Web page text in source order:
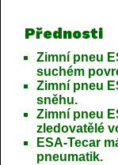
Přednosti
Zimní pneu
suchém
Zimní pneu
sněhu.
Zimní pneu
zledovatělé
ESA-Tecar
pneumatik.